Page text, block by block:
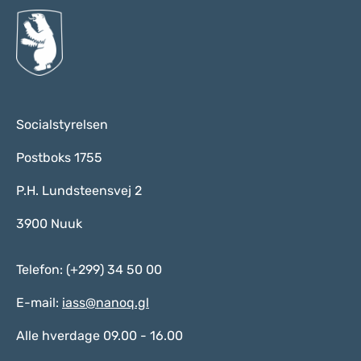
Socialstyrelsen
Postboks 1755
P.H. Lundsteensvej 2
3900 Nuuk
Telefon: (+299) 34 50 00
E-mail: iass@nanoq.gl
Alle hverdage 09.00 - 16.00